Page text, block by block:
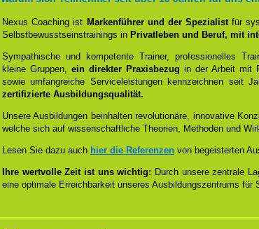
Nexus Coaching ist Markenführer und der Spezialistfür
Selbstbewusstseinstrainings in Privatleben und Beruf, mit
Sympathische und kompetente Trainer, professionelles
kleine Gruppen, ein direkter Praxisbezug in der Arbeit mit
sowie umfangreiche Serviceleistungen kennzeichnen seit
zertifizierte Ausbildungsqualität.
Unsere Ausbildungen beinhalten revolutionäre, innovative
welche sich auf wissenschaftliche Theorien, Methoden und
Lesen Sie dazu auch hier die Referenzen von begeisterten
Ihre wertvolle Zeit ist uns wichtig: Durch unsere zentrale
eine optimale Erreichbarkeit unseres Ausbildungszentrums für